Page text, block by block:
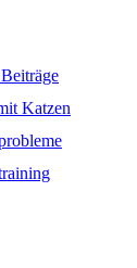
Katzen